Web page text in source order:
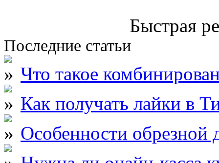
Быстрая
Последние статьи
Что такое
Как получать лайки в
Особенности обрезной